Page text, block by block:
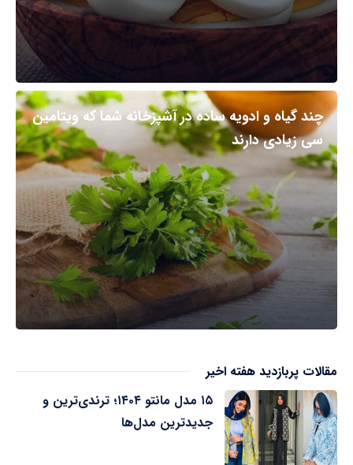
چند گیاه و ادویه ساده در آشپزخانه شما که ویتامین
سی زیادی دارند
مقالات پربازدید هفته اخیر
۱۵ مدل مانتو ۱۴۰۴؛ ترندی‌ترین و
جدیدترین مدل‌ها